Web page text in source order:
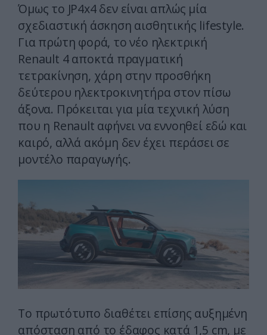
Όμως το JP4x4 δεν είναι απλώς μία
σχεδιαστική άσκηση αισθητικής lifestyle.
Για πρώτη φορά, το νέο ηλεκτρική
Renault 4 αποκτά πραγματική
τετρακίνηση, χάρη στην προσθήκη
δεύτερου ηλεκτροκινητήρα στον πίσω
άξονα. Πρόκειται για μία τεχνική λύση
που η Renault αφήνει να εννοηθεί εδώ και
καιρό, αλλά ακόμη δεν έχει περάσει σε
μοντέλο παραγωγής.
Το πρωτότυπο διαθέτει επίσης αυξημένη
απόσταση από το έδαφος κατά 1,5 cm, με